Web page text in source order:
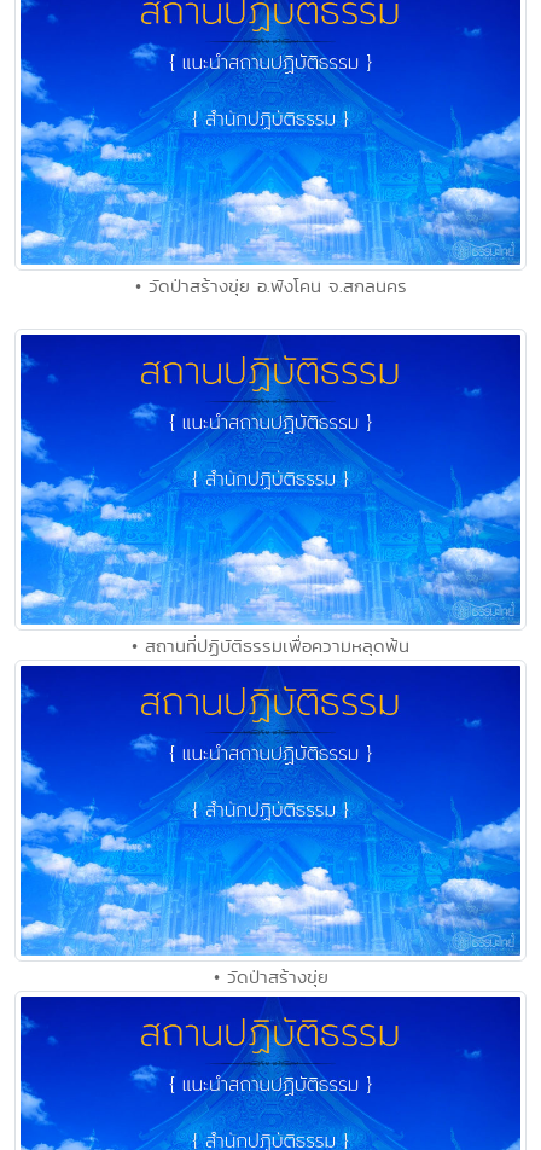
• วัดป่าสร้างขุ่ย อ.พังโคน จ.สกลนคร
• สถานที่ปฏิบัติธรรมเพื่อความหลุดพ้น
• วัดป่าสร้างขุ่ย